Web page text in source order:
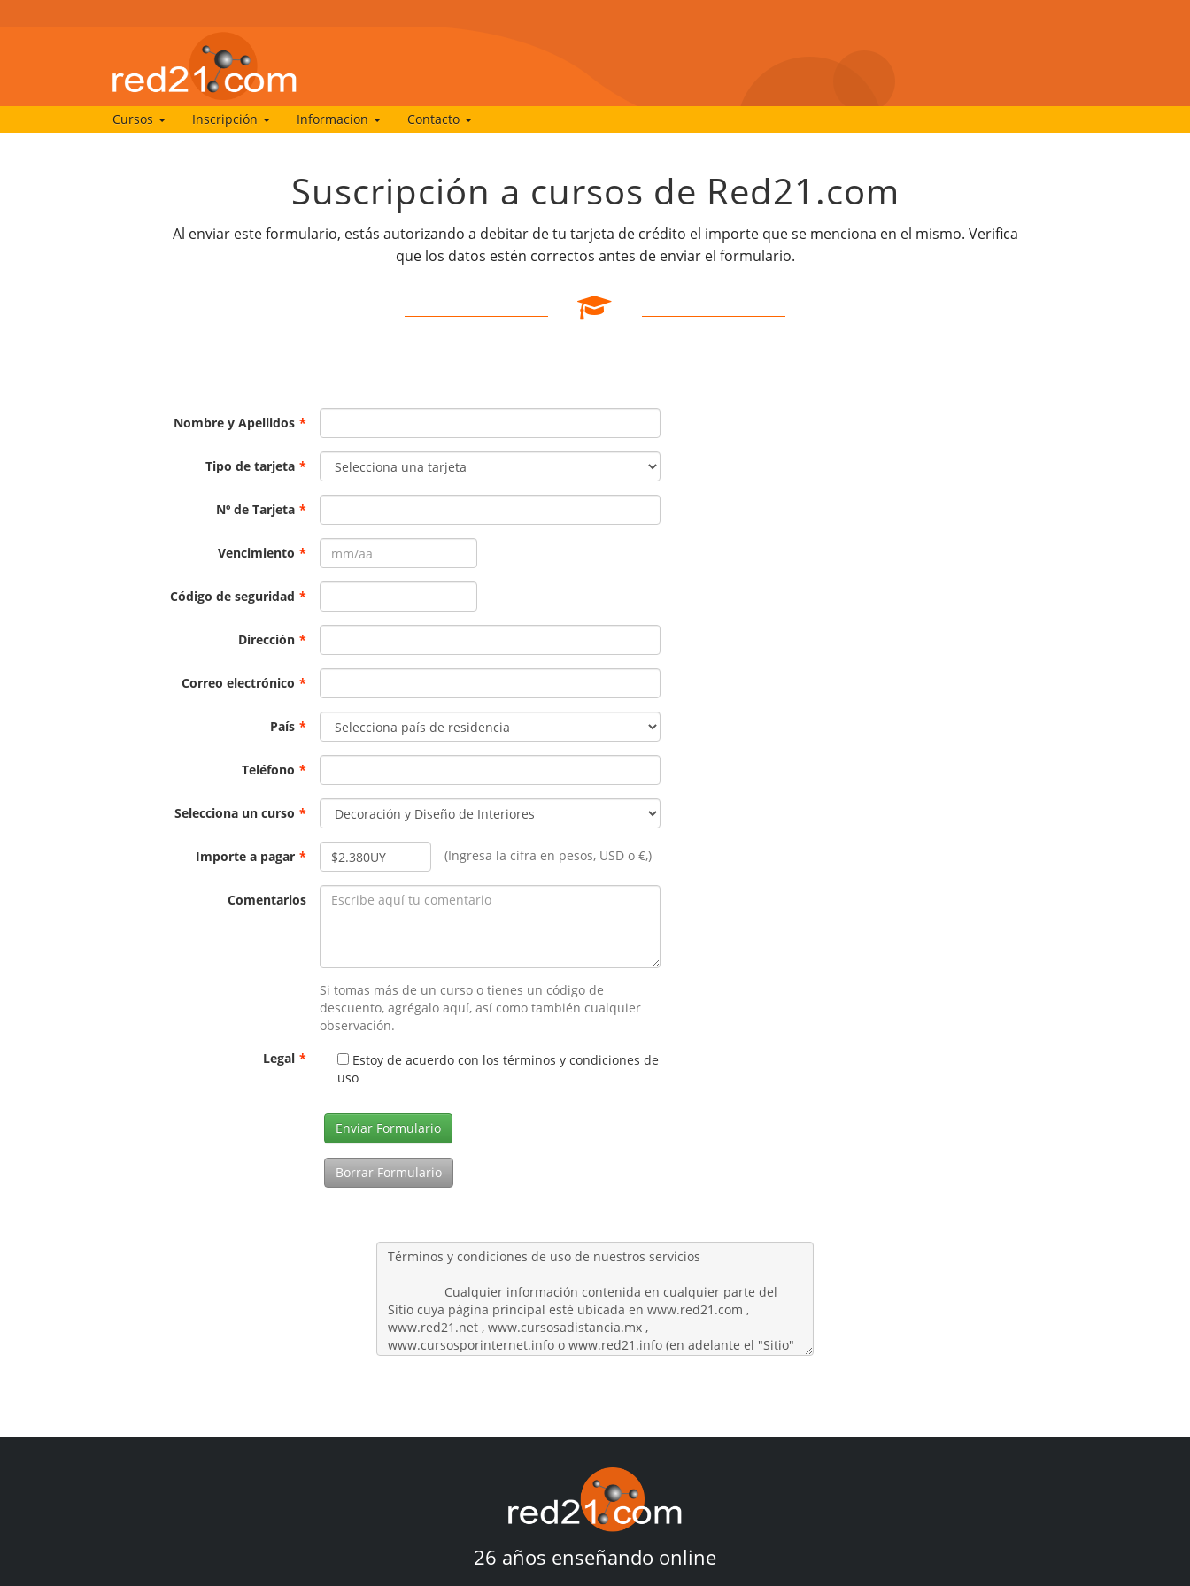
Cursos Inscripción Informacion Contacto
Suscripción a cursos de Red21.com
Al enviar este formulario, estás autorizando a debitar de tu tarjeta de crédito el importe que se menciona en el mismo. Verifica
que los datos estén correctos antes de enviar el formulario.
Nombre y Apellidos *
Tipo de tarjeta *
Nº de Tarjeta *
Vencimiento *
Código de seguridad *
Dirección *
Correo electrónico *
País *
Teléfono *
Selecciona un curso *
Importe a pagar * (Ingresa la cifra en pesos, USD o €,)
Comentarios
Si tomas más de un curso o tienes un código de
descuento, agrégalo aquí, así como también cualquier
observación.
Legal *
Estoy de acuerdo con los términos y condiciones de
uso
26 años enseñando online